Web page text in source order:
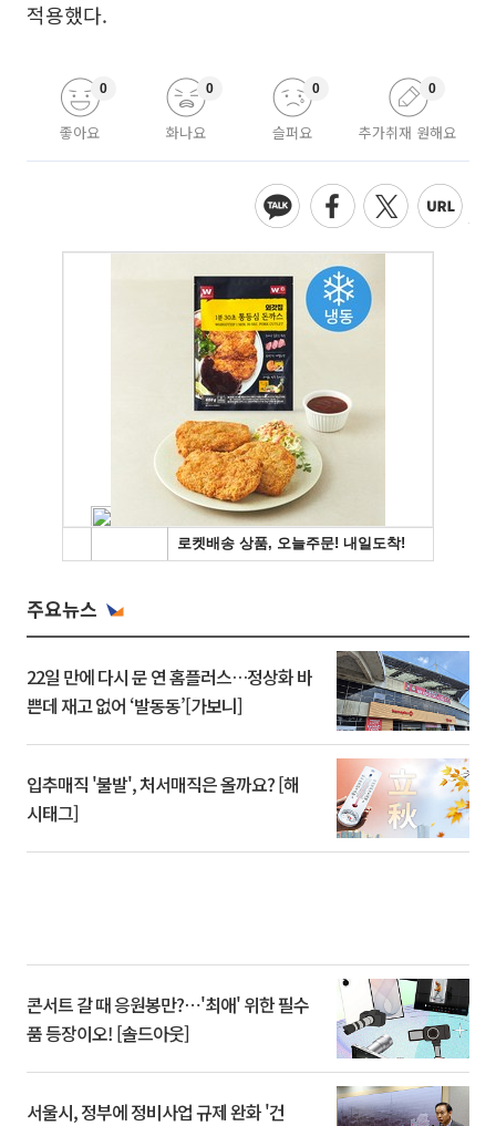
적용했다.
좋아요
0
화나요
0
슬퍼요
0
추가취재 원해요
0
주요뉴스
22일 만에 다시 문 연 홈플러스…정상화 바
쁜데 재고 없어 ‘발동동’[가보니]
입추매직 '불발', 처서매직은 올까요? [해
시태그]
콘서트 갈 때 응원봉만?⋯'최애' 위한 필수
품 등장이오! [솔드아웃]
서울시, 정부에 정비사업 규제 완화 '건